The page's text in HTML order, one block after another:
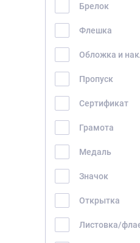
Брелок
Флешка
Обложка и
Пропуск
Сертификат
Грамота
Медаль
Значок
Открытка
Листовка/
ГЛАВНАЯ
О НАС
УСЛУГИ
ПОРТФОЛИО
БРИФЫ
КАРЬЕРА
БЛОГ
КОНТАКТЫ